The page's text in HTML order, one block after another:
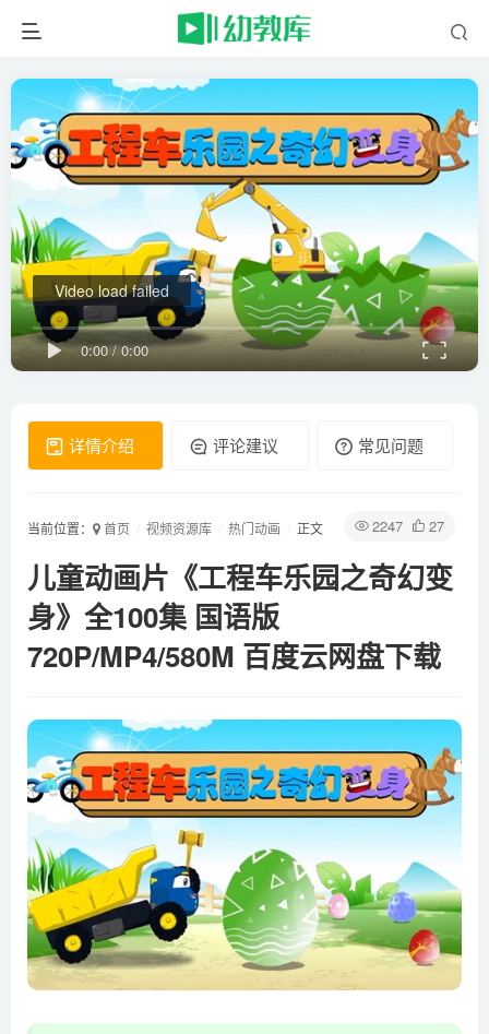
0:00/0:00
Video load failed
详情介绍 评论建议 常见问题
2247 27
当前位置： 首页 视频资源库 热门动画 正文
儿童动画片《工程车乐园之奇幻变
身》全100集 国语版
720P/MP4/580M 百度云网盘下载